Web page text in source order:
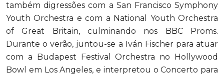
também digressões com a San Francisco Symphony
Youth Orchestra e com a National Youth Orchestra
of Great Britain, culminando nos BBC Proms.
Durante o verão, juntou-se a Iván Fischer para atuar
com a Budapest Festival Orchestra no Hollywood
Bowl em Los Angeles, e interpretou o Concerto para